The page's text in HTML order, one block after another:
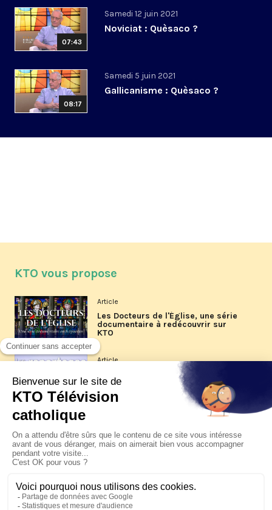
07:43
Samedi 12 juin 2021
Noviciat : Quèsaco ?
08:17
Samedi 5 juin 2021
Gallicanisme : Quèsaco ?
KTO vous propose
Article
Les Docteurs de l'Église, une série
documentaire à redécouvrir sur
KTO
Article
Les reportages d'été 2026 de KTO
La visite pastorale du pape Léon
XIV à Assise à suivre sur KTO le
jeudi 6 août
Le pape en Uruguay, Argentine et
Pérou du 6 au 17 novembre 2026